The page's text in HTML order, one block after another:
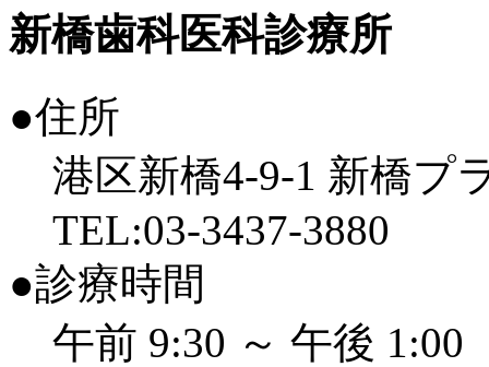
新橋歯科医科診療所
●住所
港区新橋4-9-1 新橋プ
TEL:03-3437-3880
●診療時間
午前 9:30 ～ 午後 1:00